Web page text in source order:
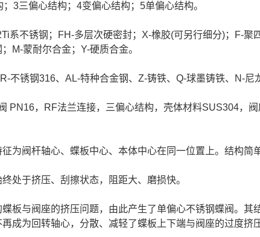
3三偏心结构；4变偏心结构；5单偏心结构。
系不锈钢；FH-多层次硬密封；X-橡胶(可另行细分)；F-聚
M-蒙耐尔合金；Y-硬质合金。
不锈钢316、AL-特种合金钢、Z-铸铁、Q-球墨铸铁、N-尼
PN16，RF法兰连接，三偏心结构，壳体材料SUS304，阀
为阀杆轴心、蝶板中心、本体中心在同一位置上。结构简
处于挤压、刮擦状态，阻距大、磨损快。
板与阀座的挤压问题，由此产生了单偏心不锈钢蝶阀。其
成为回转轴心，分散、减轻了蝶板上下端与阀座的过度挤压